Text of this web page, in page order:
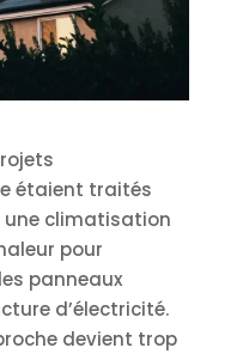
étaient traités
une climatisation
pour
panneaux
d’électricité.
devient trop